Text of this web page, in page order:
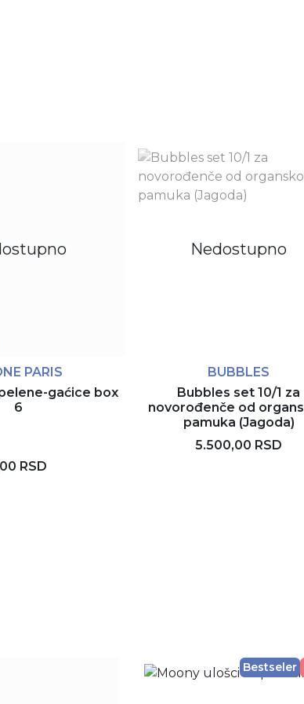
PARIS
gaćice box
6
RSD
Nedostupno
BUBBLES
Bubbles set 10/1 za
novorođenče od
pamuka (Jagoda)
5.500,00 RSD
Bestseler